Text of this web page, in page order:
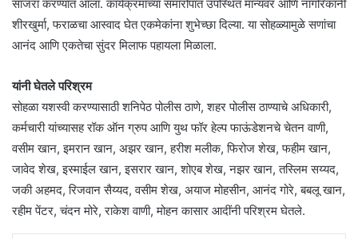
साजरा करण्यात आला. कार्यक्रमाच्या समारोपात उपस्थित मान्यवर आणि नागरिकांनी
शीरखुर्मा, फराळचा आस्वाद घेत एकमेकांना शुभेच्छा दिल्या. या सोहळ्यामुळे सणांचा
आनंद आणि एकतेचा सुंदर मिलाफ पहायला मिळाला.
यांनी घेतले परिश्रम
सोहळा यशस्वी करण्यासाठी शनिपेठ पोलीस ठाणे, शहर पोलीस ठाण्याचे अधिकारी,
कर्मचारी यांच्यासह रॉक ऑन ग्रुप आणि युथ फॉर हेल्प फाऊंडेशनचे चेतन वाणी,
वसीम खान, इमरान खान, अझर खान, हरीश मलीक, फिरोज शेख, फहीम खान,
जावेद शेख, इस्माईल खान, इसरार खान, शोएब शेख, नझर खान, तस्लिम सय्यद,
जकी अहमद, रिजवान सैय्यद, वसीम शेख, अयाज मोहसीन, आनंद गोरे, बबलू खान,
रहीम पेंटर, चंदन मोरे, राकेश वाणी, मोहन कासार आदींनी परिश्रम घेतले.